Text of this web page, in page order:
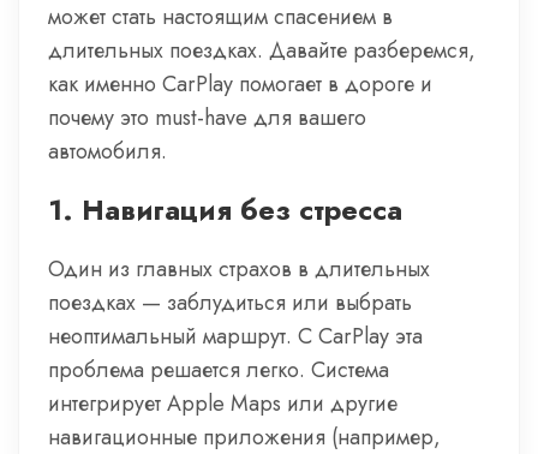
может стать настоящим спасением в
длительных поездках. Давайте разберемся,
как именно CarPlay помогает в дороге и
почему это must-have для вашего
автомобиля.
1. Навигация без стресса
Один из главных страхов в длительных
поездках — заблудиться или выбрать
неоптимальный маршрут. С CarPlay эта
проблема решается легко. Система
интегрирует Apple Maps или другие
навигационные приложения (например,